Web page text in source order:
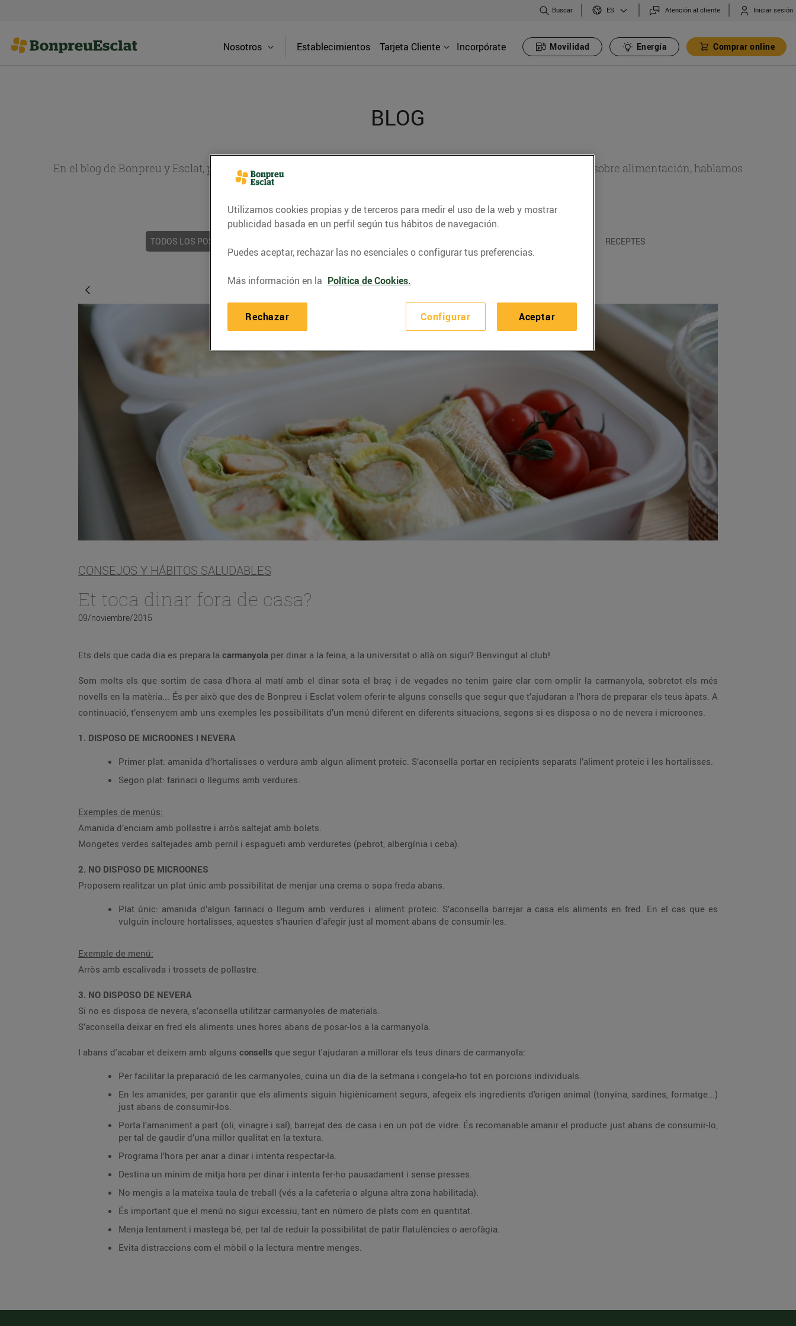
Buscar ES Atención al cliente Iniciar sesión
Nosotros Establecimientos Tarjeta Cliente Incorpórate Movilidad Energía Comprar online
BLOG
En el blog de Bonpreu y Esclat, puedes encontrar recetas, consejos nutricionales, información de actualidad sobre alimentación, hablamos
TODOS LOS POSTS RECEPTES
CONSEJOS Y HÁBITOS SALUDABLES
Et toca dinar fora de casa?
09/noviembre/2015
Ets dels que cada dia es prepara la carmanyola per dinar a la feina, a la universitat o allà on sigui? Benvingut al club!
Som molts els que sortim de casa d’hora al matí amb el dinar sota el braç i de vegades no tenim gaire clar com omplir la carmanyola, sobretot els més
novells en la matèria... És per això que des de Bonpreu i Esclat volem oferir-te alguns consells que segur que t’ajudaran a l’hora de preparar els teus àpats. A
continuació, t’ensenyem amb uns exemples les possibilitats d’un menú diferent en diferents situacions, segons si es disposa o no de nevera i microones.
1. DISPOSO DE MICROONES I NEVERA
Primer plat: amanida d’hortalisses o verdura amb algun aliment proteic. S’aconsella portar en recipients separats l’aliment proteic i les hortalisses.
Segon plat: farinaci o llegums amb verdures.
Exemples de menús:
Amanida d’enciam amb pollastre i arròs saltejat amb bolets.
Mongetes verdes saltejades amb pernil i espagueti amb verduretes (pebrot, albergínia i ceba).
2. NO DISPOSO DE MICROONES
Proposem realitzar un plat únic amb possibilitat de menjar una crema o sopa freda abans.
Plat únic: amanida d’algun farinaci o llegum amb verdures i aliment proteic. S’aconsella barrejar a casa els aliments en fred. En el cas que es
vulguin incloure hortalisses, aquestes s’haurien d’afegir just al moment abans de consumir-les.
Exemple de menú:
Arròs amb escalivada i trossets de pollastre.
3. NO DISPOSO DE NEVERA
Si no es disposa de nevera, s’aconsella utilitzar carmanyoles de materials.
S’aconsella deixar en fred els aliments unes hores abans de posar-los a la carmanyola.
I abans d'acabar et deixem amb alguns consells que segur t'ajudaran a millorar els teus dinars de carmanyola:
Per facilitar la preparació de les carmanyoles, cuina un dia de la setmana i congela-ho tot en porcions individuals.
En les amanides, per garantir que els aliments siguin higiènicament segurs, afegeix els ingredients d’origen animal (tonyina, sardines, formatge...)
just abans de consumir-los.
Porta l’amaniment a part (oli, vinagre i sal), barrejat des de casa i en un pot de vidre. És recomanable amanir el producte just abans de consumir-lo,
per tal de gaudir d’una millor qualitat en la textura.
Programa l’hora per anar a dinar i intenta respectar-la.
Destina un mínim de mitja hora per dinar i intenta fer-ho pausadament i sense presses.
No mengis a la mateixa taula de treball (vés a la cafeteria o alguna altra zona habilitada).
És important que el menú no sigui excessiu, tant en número de plats com en quantitat.
Menja lentament i mastega bé, per tal de reduir la possibilitat de patir flatulències o aerofàgia.
Evita distraccions com el mòbil o la lectura mentre menges.
Utilizamos cookies propias y de terceros para medir el uso de la web y mostrar
publicidad basada en un perfil según tus hábitos de navegación.
Puedes aceptar, rechazar las no esenciales o configurar tus preferencias.
Más información en la Política de Cookies.
Configurar
Rechazar Aceptar